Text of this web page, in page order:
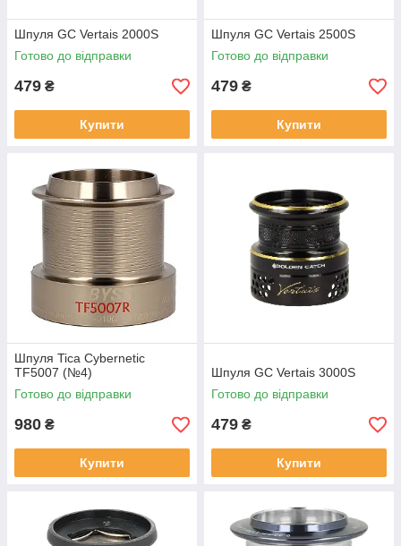
Шпуля GC Vertais 2000S
Готово до відправки
479 ₴
Купити
Шпуля GC Vertais 2500S
Готово до відправки
479 ₴
Купити
Шпуля Tica Cybernetic
TF5007 (№4)
Готово до відправки
980 ₴
Купити
Шпуля GC Vertais 3000S
Готово до відправки
479 ₴
Купити